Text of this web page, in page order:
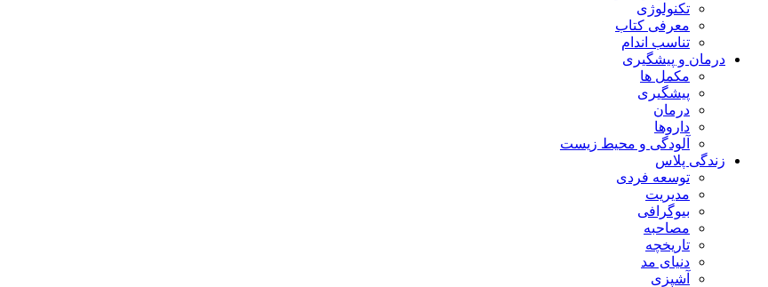
تکنولوژی
معرفی کتاب
تناسب اندام
درمان و پیشگیری
مکمل ها
پیشگیری
درمان
داروها
آلودگی و محیط زیست
زندگی پلاس
توسعه فردی
مدیریت
بیوگرافی
مصاحبه
تاریخچه
دنیای مد
آشپزی